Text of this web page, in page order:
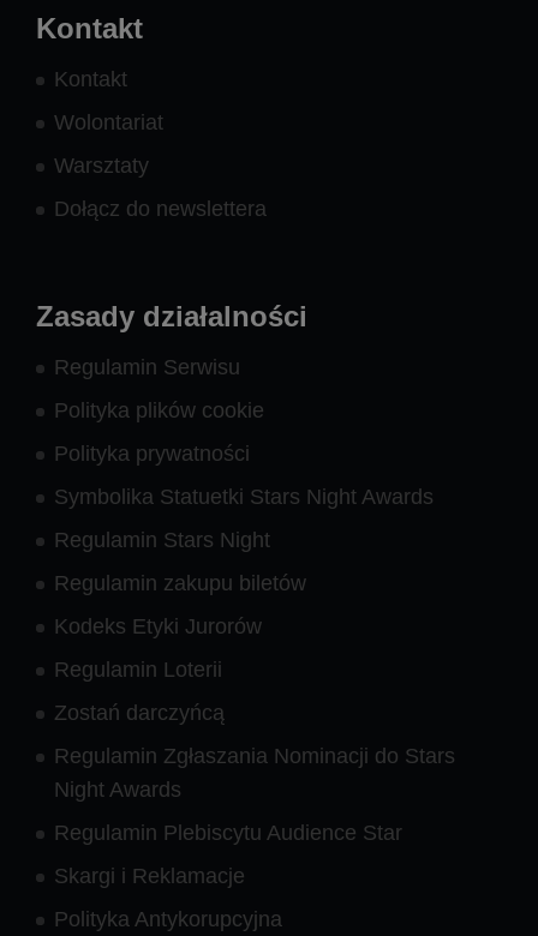
Kontakt
Kontakt
Wolontariat
Warsztaty
Dołącz do newslettera
Zasady działalności
Regulamin Serwisu
Polityka plików cookie
Polityka prywatności
Symbolika Statuetki Stars Night Awards
Regulamin Stars Night
Regulamin zakupu biletów
Kodeks Etyki Jurorów
Regulamin Loterii
Zostań darczyńcą
Regulamin Zgłaszania Nominacji do Stars
Night Awards
Regulamin Plebiscytu Audience Star
Skargi i Reklamacje
Polityka Antykorupcyjna